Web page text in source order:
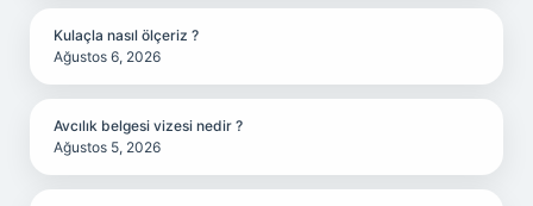
Kulaçla nasıl ölçeriz ?
Ağustos 6, 2026
Avcılık belgesi vizesi nedir ?
Ağustos 5, 2026